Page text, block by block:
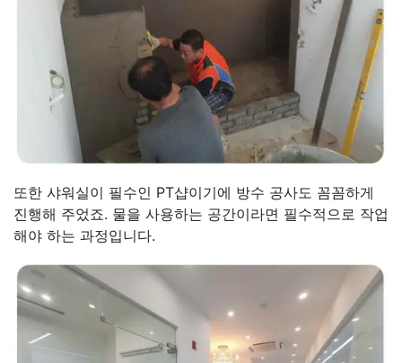
또한 샤워실이 필수인 PT샵이기에 방수 공사도 꼼꼼하게
진행해 주었죠. 물을 사용하는 공간이라면 필수적으로 작업
해야 하는 과정입니다.